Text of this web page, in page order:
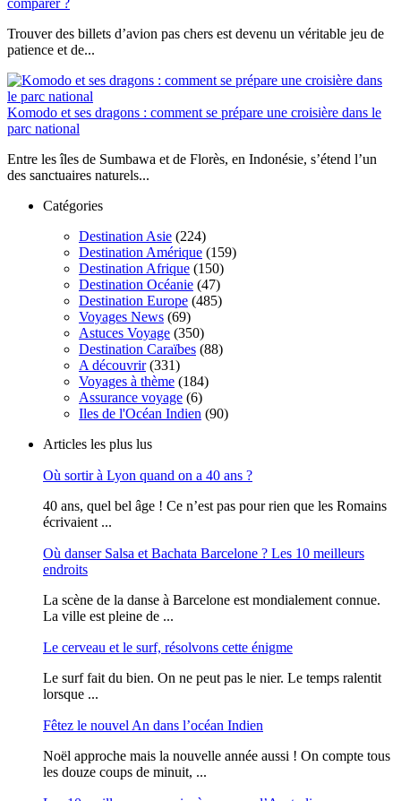
comparer ?
Trouver des billets d’avion pas chers est devenu un véritable jeu de
patience et de...
Komodo et ses dragons : comment se prépare une croisière dans le
parc national
Entre les îles de Sumbawa et de Florès, en Indonésie, s’étend l’un
des sanctuaires naturels...
Catégories
Destination Asie (224)
Destination Amérique (159)
Destination Afrique (150)
Destination Océanie (47)
Destination Europe (485)
Voyages News (69)
Astuces Voyage (350)
Destination Caraïbes (88)
A découvrir(331)
Voyages à thème (184)
Assurance voyage (6)
Iles de l'Océan Indien (90)
Articles les plus lus
Où sortir à Lyon quand on a 40 ans ?
40 ans, quel bel âge ! Ce n’est pas pour rien que les Romains
écrivaient ...
Où danser Salsa et Bachata Barcelone ? Les 10 meilleurs
endroits
La scène de la danse à Barcelone est mondialement connue.
La ville est pleine de ...
Le cerveau et le surf, résolvons cette énigme
Le surf fait du bien. On ne peut pas le nier. Le temps ralentit
lorsque ...
Fêtez le nouvel An dans l’océan Indien
Noël approche mais la nouvelle année aussi ! On compte tous
les douze coups de minuit, ...